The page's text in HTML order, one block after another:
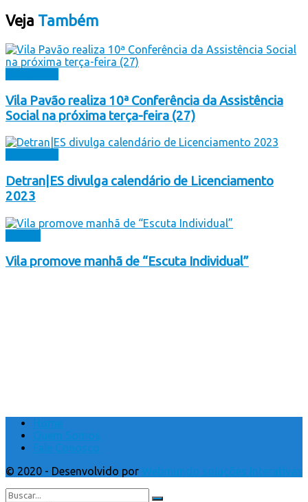
Veja Também
Vila Pavão realiza 10ª Conferência da Assistência
Social na próxima terça-feira (27)
Detran|ES divulga calendário de Licenciamento
2023
Vila promove manhã de “Escuta Individual”
Home
Quem Somos
Fale Conosco
© 2020 - Desenvolvido por Webmundo soluções Interativas